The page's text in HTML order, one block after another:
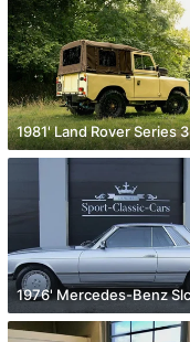
1981' Land Rover Series 3